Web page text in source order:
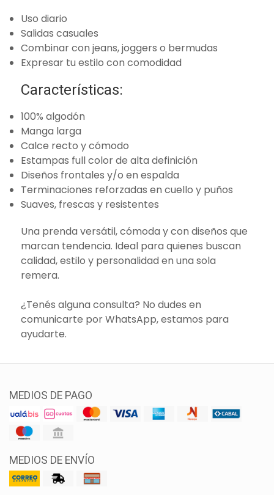
Uso diario
Salidas casuales
Combinar con jeans, joggers o bermudas
Expresar tu estilo con comodidad
Características:
100% algodón
Manga larga
Calce recto y cómodo
Estampas full color de alta definición
Diseños frontales y/o en espalda
Terminaciones reforzadas en cuello y puños
Suaves, frescas y resistentes
Una prenda versátil, cómoda y con diseños que
marcan tendencia. Ideal para quienes buscan
calidad, estilo y personalidad en una sola
remera.
¿Tenés alguna consulta? No dudes en
comunicarte por WhatsApp, estamos para
ayudarte.
MEDIOS DE PAGO
MEDIOS DE ENVÍO